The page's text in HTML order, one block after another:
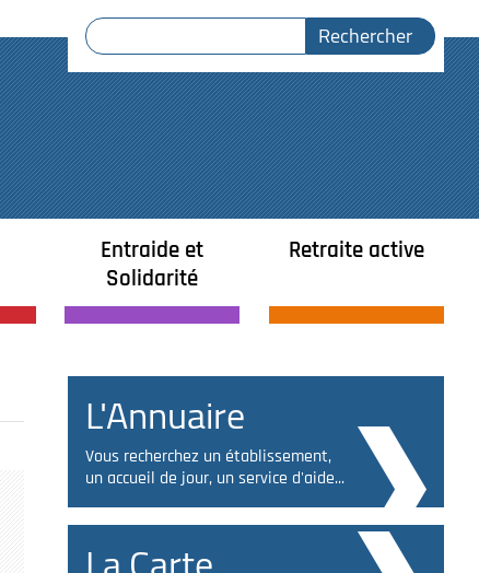
Entraide et
Solidarité
Retraite active
L'Annuaire
Vous recherchez un établissement,
un accueil de jour, un service d'aide...